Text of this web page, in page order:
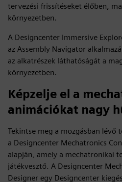
tervezési frissítéseket élőben,
környezetben.
A Designcenter Immersive
az Assembly Navigator
az alkatrészek láthatóságát a
környezetben.
Képzelje el a
animációkat nagy
Tekintse meg a mozgásban lévő
a Designcenter Mechatronics
alapján, amely a mechatronikai
játékvesztő. A Designcenter
Designer egy Designcenter